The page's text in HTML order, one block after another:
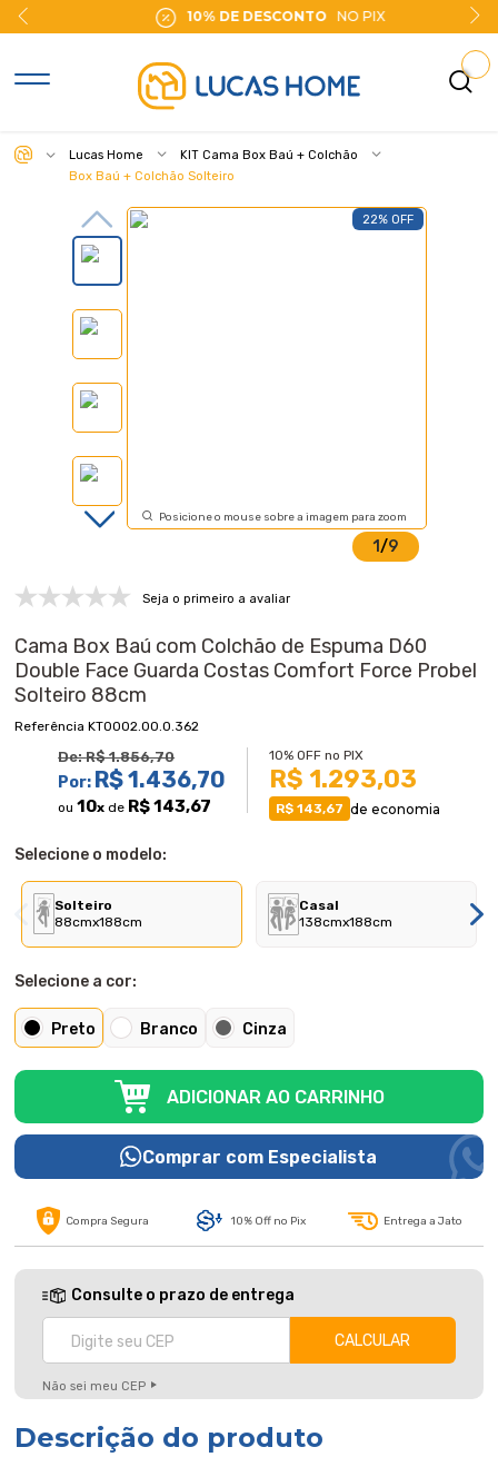
10% DE DESCONTONO PIX
Lucas Home
KIT Cama Box Baú + Colchão
Box Baú + Colchão Solteiro
22% OFF
1/9
Posicione o mouse sobre a imagem para zoom
Seja o primeiro a avaliar
Cama Box Baú com Colchão de Espuma D60
Double Face Guarda Costas Comfort Force Probel
Solteiro 88cm
KT0002.00.0.362
De:R$ 1.856,70
Por: R$ 1.436,70
ou10x de R$ 143,67
10% OFF no PIX
R$ 1.293,03
R$ 143,67 de economia
Selecione o modelo:
Solteiro
88cmx188cm
Casal
138cmx188cm
Selecione a cor:
Preto Branco Cinza
ADICIONAR AO CARRINHO
Comprar com Especialista
Compra Segura 10% Off no Pix Entrega a Jato
Consulte o prazo de entrega
Não sei meu CEP
Descrição do produto